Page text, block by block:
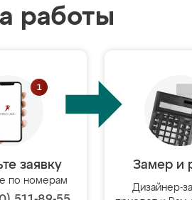
работы
заявку
по номерам
Замер и
Дизайнер-